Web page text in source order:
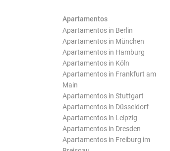
Apartamentos
Apartamentos in Berlin
Apartamentos in München
Apartamentos in Hamburg
Apartamentos in Köln
Apartamentos in Frankfurt am
Main
Apartamentos in Stuttgart
Apartamentos in Düsseldorf
Apartamentos in Leipzig
Apartamentos in Dresden
Apartamentos in Freiburg im